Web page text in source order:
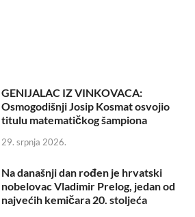
GENIJALAC IZ VINKOVACA:
Osmogodišnji Josip Kosmat osvojio
titulu matematičkog šampiona
29. srpnja 2026.
Na današnji dan rođen je hrvatski
nobelovac Vladimir Prelog, jedan od
najvećih kemičara 20. stoljeća